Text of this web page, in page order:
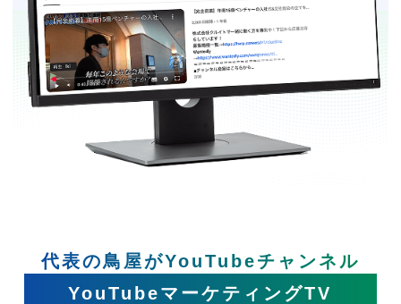
代表の鳥屋がYouTubeチャンネル
YouTubeマーケティングTV